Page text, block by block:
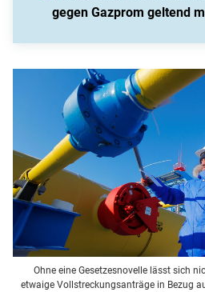
gegen Gazprom geltend
Ohne eine Gesetzesnovelle lässt sich
etwaige Vollstreckungsanträge in Bezug